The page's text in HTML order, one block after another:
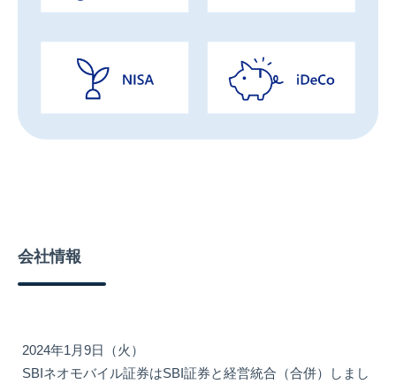
会社情報
2024年1月9日（火）
SBIネオモバイル証券はSBI証券と経営統合（合併）しまし